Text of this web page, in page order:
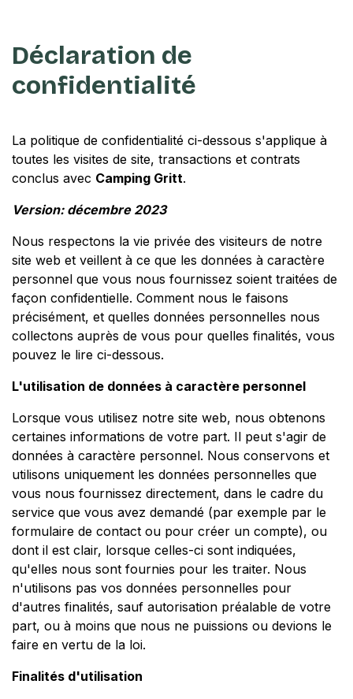
Déclaration de
confidentialité
La politique de confidentialité ci-dessous s'applique à
toutes les visites de site, transactions et contrats
conclus avec Camping Gritt.
Version: décembre 2023
Nous respectons la vie privée des visiteurs de notre
site web et veillent à ce que les données à caractère
personnel que vous nous fournissez soient traitées de
façon confidentielle. Comment nous le faisons
précisément, et quelles données personnelles nous
collectons auprès de vous pour quelles finalités, vous
pouvez le lire ci-dessous.
L'utilisation de données à caractère personnel
Lorsque vous utilisez notre site web, nous obtenons
certaines informations de votre part. Il peut s'agir de
données à caractère personnel. Nous conservons et
utilisons uniquement les données personnelles que
vous nous fournissez directement, dans le cadre du
service que vous avez demandé (par exemple par le
formulaire de contact ou pour créer un compte), ou
dont il est clair, lorsque celles-ci sont indiquées,
qu'elles nous sont fournies pour les traiter. Nous
n'utilisons pas vos données personnelles pour
d'autres finalités, sauf autorisation préalable de votre
part, ou à moins que nous ne puissions ou devions le
faire en vertu de la loi.
Finalités d'utilisation